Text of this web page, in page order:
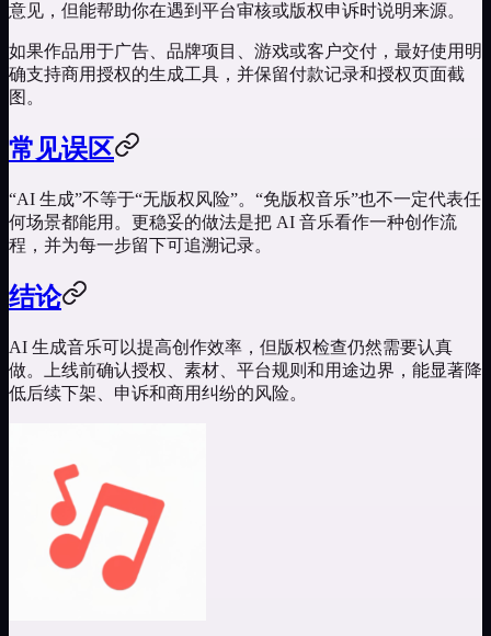
意见，但能帮助你在遇到平台审核或版权申诉时说明来源。
如果作品用于广告、品牌项目、游戏或客户交付，最好使用明
确支持商用授权的生成工具，并保留付款记录和授权页面截
图。
常见误区
“AI 生成”不等于“无版权风险”。“免版权音乐”也不一定代表任
何场景都能用。更稳妥的做法是把 AI 音乐看作一种创作流
程，并为每一步留下可追溯记录。
结论
AI 生成音乐可以提高创作效率，但版权检查仍然需要认真
做。上线前确认授权、素材、平台规则和用途边界，能显著降
低后续下架、申诉和商用纠纷的风险。